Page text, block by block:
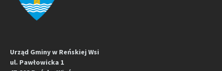
Urząd Gminy w Reńskiej Wsi
ul. Pawłowicka 1